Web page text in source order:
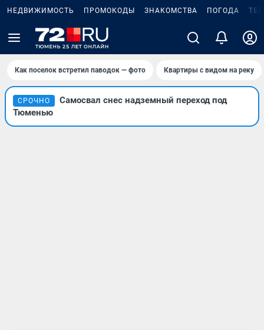
НЕДВИЖИМОСТЬ ПРОМОКОДЫ ЗНАКОМСТВА ПОГОДА
Как поселок встретил паводок — фото Квартиры с видом на реку
СРОЧНО
Самосвал снес надземный переход под
Тюменью